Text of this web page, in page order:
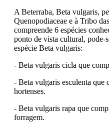
A Beterraba, Beta vulgaris,
Quenopodiaceae e à Tribo
compreende 6 espécies
ponto de vista cultural, pode-
espécie Beta vulgaris:
- Beta vulgaris cicla que
- Beta vulgaris esculenta que
hortenses.
- Beta vulgaris rapa que
forragem.